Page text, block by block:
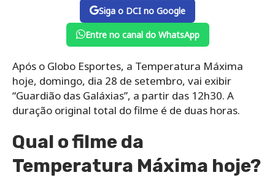
Siga o DCI no Google
Entre no canal do WhatsApp
Após o Globo Esportes, a Temperatura Máxima
hoje, domingo, dia 28 de setembro, vai exibir
“Guardião das Galáxias”, a partir das 12h30. A
duração original total do filme é de duas horas.
Qual o filme da
Temperatura Máxima hoje?